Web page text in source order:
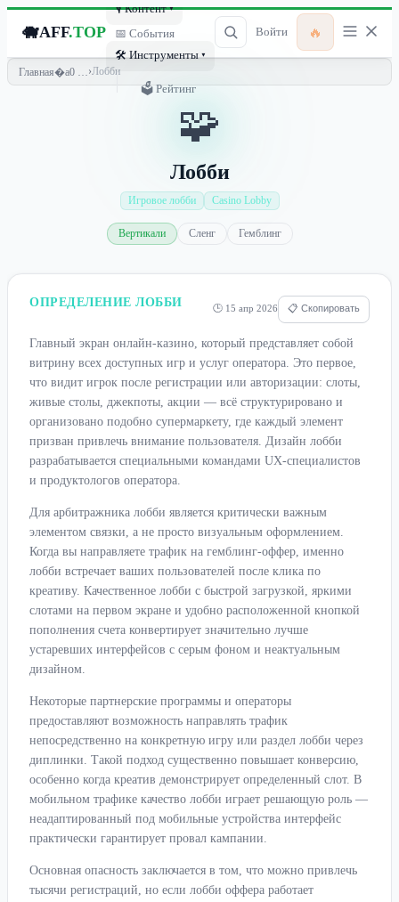
🐗AFF.TOP
🎙 Контент ▾
📅 События
🛠 Инструменты ▾
🗳 Рейтинг
Войти 🔥
Главная ›Лобби
🧩
Лобби
Игровое лобби Casino Lobby
Вертикали Сленг Гемблинг
ОПРЕДЕЛЕНИЕ ЛОББИ 🕒 15 апр 2026 📋 Скопировать
Главный экран онлайн-казино, который представляет собой
витрину всех доступных игр и услуг оператора. Это первое,
что видит игрок после регистрации или авторизации: слоты,
живые столы, джекпоты, акции — всё структурировано и
организовано подобно супермаркету, где каждый элемент
призван привлечь внимание пользователя. Дизайн лобби
разрабатывается специальными командами UX-специалистов
и продуктологов оператора.
Для арбитражника лобби является критически важным
элементом связки, а не просто визуальным оформлением.
Когда вы направляете трафик на гемблинг-оффер, именно
лобби встречает ваших пользователей после клика по
креативу. Качественное лобби с быстрой загрузкой, яркими
слотами на первом экране и удобно расположенной кнопкой
пополнения счета конвертирует значительно лучше
устаревших интерфейсов с серым фоном и неактуальным
дизайном.
Некоторые партнерские программы и операторы
предоставляют возможность направлять трафик
непосредственно на конкретную игру или раздел лобби через
диплинки. Такой подход существенно повышает конверсию,
особенно когда креатив демонстрирует определенный слот. В
мобильном трафике качество лобби играет решающую роль —
неадаптированный под мобильные устройства интерфейс
практически гарантирует провал кампании.
Основная опасность заключается в том, что можно привлечь
тысячи регистраций, но если лобби оффера работает